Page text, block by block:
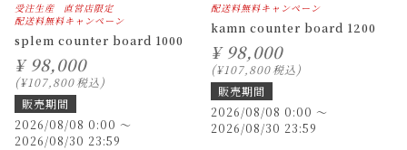
受注生産
直営店限定
配送料無料キャンペーン
splem counter board 1000
¥ 98,000
¥107,800税込
販売期間
2026/08/08 0:00 〜
2026/08/30 23:59
配送料無料キャンペーン
kamn counter board 1200
¥ 98,000
¥107,800税込
販売期間
2026/08/08 0:00 〜
2026/08/30 23:59